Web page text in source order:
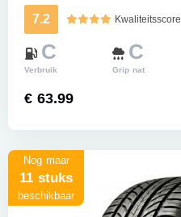
7.2 Kwaliteitsscore
C
Verbruik
C
Grip nat
€ 63.99
Nog maar
11 stuks
beschikbaar